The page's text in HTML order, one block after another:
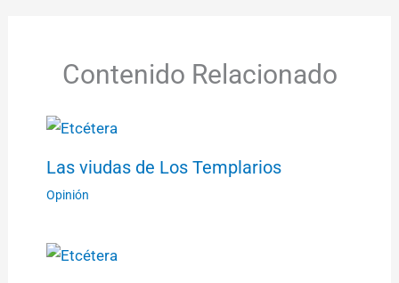
Contenido Relacionado
Las viudas de Los Templarios
Opinión